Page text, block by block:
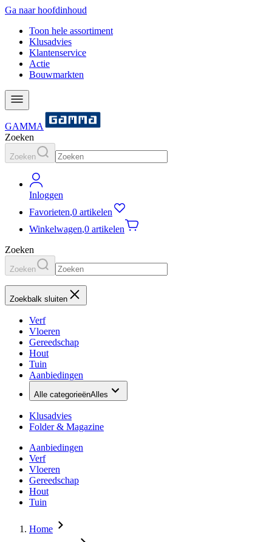
Ga naar hoofdinhoud
Toon hele assortiment
Klusadvies
Klantenservice
Actie
Bouwmarkten
GAMMA
Zoeken
Zoeken
Inloggen
Favorieten,0 artikelen
Winkelwagen,0 artikelen
Zoeken
Zoeken
Zoekbalk sluiten
Verf
Vloeren
Gereedschap
Hout
Tuin
Aanbiedingen
Alle categorieënAlles
Klusadvies
Folder & Magazine
Aanbiedingen
Verf
Vloeren
Gereedschap
Hout
Tuin
Home